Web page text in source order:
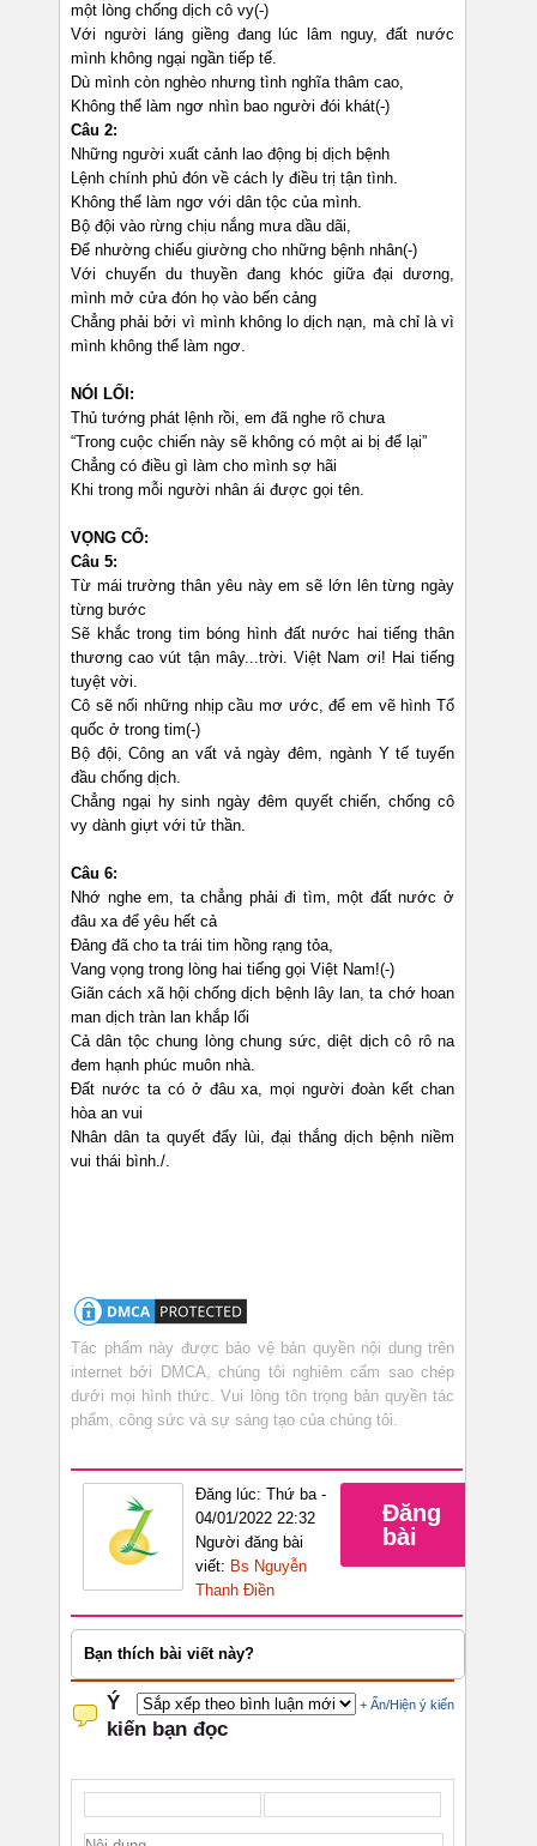
một lòng chống dịch cô vy(-)
Với người láng giềng đang lúc lâm nguy, đất nước
mình không ngại ngần tiếp tế.
Dù mình còn nghèo nhưng tình nghĩa thâm cao,
Không thể làm ngơ nhìn bao người đói khát(-)
Câu 2:
Những người xuất cảnh lao động bị dịch bệnh
Lệnh chính phủ đón về cách ly điều trị tận tình.
Không thể làm ngơ với dân tộc của mình.
Bộ đội vào rừng chịu nắng mưa dầu dãi,
Để nhường chiếu giường cho những bệnh nhân(-)
Với chuyến du thuyền đang khóc giữa đại dương,
mình mở cửa đón họ vào bến cảng
Chẳng phải bởi vì mình không lo dịch nạn, mà chỉ là vì
mình không thể làm ngơ.
NÓI LỐI:
Thủ tướng phát lệnh rồi, em đã nghe rõ chưa
“Trong cuộc chiến này sẽ không có một ai bị để lại”
Chẳng có điều gì làm cho mình sợ hãi
Khi trong mỗi người nhân ái được gọi tên.
VỌNG CỔ:
Câu 5:
Từ mái trường thân yêu này em sẽ lớn lên từng ngày
từng bước
Sẽ khắc trong tim bóng hình đất nước hai tiếng thân
thương cao vút tận mây...trời. Việt Nam ơi! Hai tiếng
tuyệt vời.
Cô sẽ nối những nhịp cầu mơ ước, để em vẽ hình Tổ
quốc ở trong tim(-)
Bộ đội, Công an vất vả ngày đêm, ngành Y tế tuyến
đầu chống dịch.
Chẳng ngại hy sinh ngày đêm quyết chiến, chống cô
vy dành giựt với tử thần.
Câu 6:
Nhớ nghe em, ta chẳng phải đi tìm, một đất nước ở
đâu xa để yêu hết cả
Đảng đã cho ta trái tim hồng rạng tỏa,
Vang vọng trong lòng hai tiếng gọi Việt Nam!(-)
Giãn cách xã hội chống dịch bệnh lây lan, ta chớ hoan
man dịch tràn lan khắp lối
Cả dân tộc chung lòng chung sức, diệt dịch cô rô na
đem hạnh phúc muôn nhà.
Đất nước ta có ở đâu xa, mọi người đoàn kết chan
hòa an vui
Nhân dân ta quyết đẩy lùi, đại thắng dịch bệnh niềm
vui thái bình./.
Tác phẩm này được bảo vệ bản quyền nội dung trên
internet bởi DMCA, chúng tôi nghiêm cấm sao chép
dưới mọi hình thức. Vui lòng tôn trọng bản quyền tác
phẩm, công sức và sự sáng tạo của chúng tôi.
Đăng lúc: Thứ ba -
04/01/2022 22:32
Người đăng bài
viết: Bs Nguyễn
Thanh Điền
Đăng
bài
Bạn thích bài viết này?